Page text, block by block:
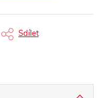
Sdílet